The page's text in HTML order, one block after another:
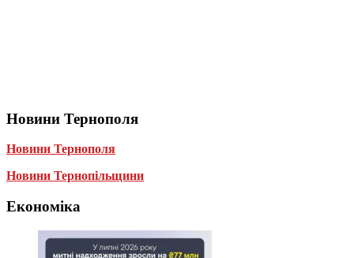
Новини Тернополя
Новини Тернополя
Новини Тернопільщини
Економіка